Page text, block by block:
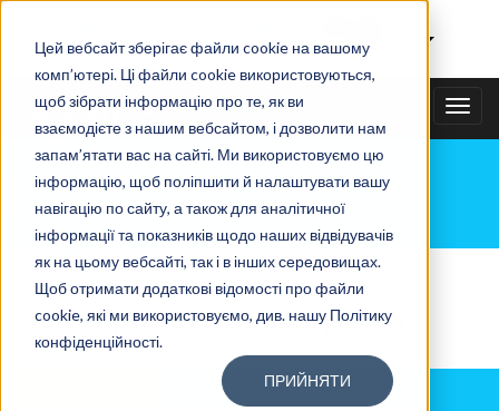
Цей вебсайт зберігає файли cookie на вашому
комп’ютері. Ці файли cookie використовуються,
щоб зібрати інформацію про те, як ви
взаємодієте з нашим вебсайтом, і дозволити нам
запам’ятати вас на сайті. Ми використовуємо цю
інформацію, щоб поліпшити й налаштувати вашу
навігацію по сайту, а також для аналітичної
інформації та показників щодо наших відвідувачів
як на цьому вебсайті, так і в інших середовищах.
Щоб отримати додаткові відомості про файли
cookie, які ми використовуємо, див. нашу Політику
конфіденційності.
ПРИЙНЯТИ
+38(067)3538585
БЛОГ
Главная »Блог»Простая удаленная работа
Простая удаленная работа